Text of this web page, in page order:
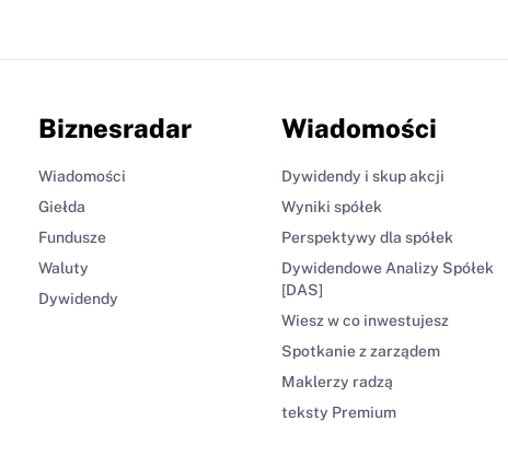
Biznesradar
Wiadomości
Giełda
Fundusze
Waluty
Dywidendy
Wiadomości
Dywidendy i skup akcji
Wyniki spółek
Perspektywy dla spółek
Dywidendowe Analizy Spółek
[DAS]
Wiesz w co inwestujesz
Spotkanie z zarządem
Maklerzy radzą
teksty Premium